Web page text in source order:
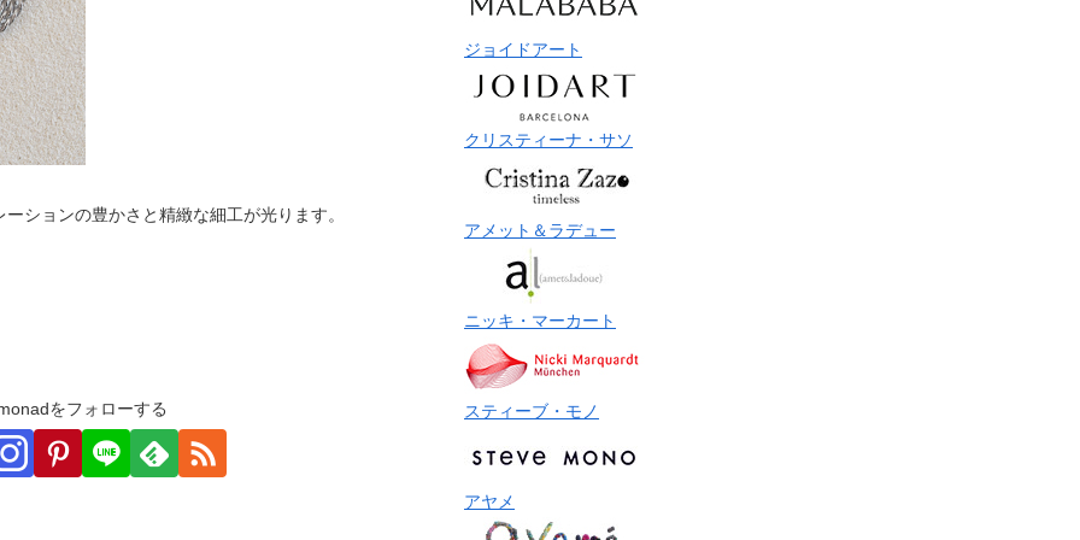
ションの豊かさと精緻な細工が光ります。
をフォローする
ジョイドアート
クリスティーナ・サソ
アメット＆ラデュー
ニッキ・マーカート
スティーブ・モノ
アヤメ